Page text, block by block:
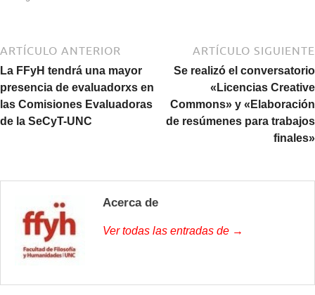
ARTÍCULO ANTERIOR
La FFyH tendrá una mayor
presencia de evaluadorxs en
las Comisiones Evaluadoras
de la SeCyT-UNC
ARTÍCULO SIGUIENTE
Se realizó el conversatorio
«Licencias Creative
Commons» y «Elaboración
de resúmenes para trabajos
finales»
Acerca de
Ver todas las entradas de →